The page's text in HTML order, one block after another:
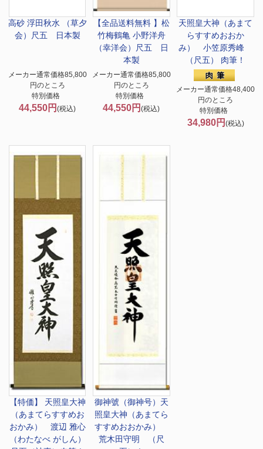
高砂 浮田秋水 （草夕
会）尺五 日本製
メーカー通常価格85,800
円のところ
特別価格
44,550円(税込)
【全品送料無料 】 松
竹梅鶴亀 小野洋舟
（幸洋会）尺五 日
本製
メーカー通常価格85,800
円のところ
特別価格
44,550円(税込)
天照皇大神（あまて
らすすめおおか
み） 小笠原秀峰
（尺五） 肉筆！
メーカー通常価格48,400
円のところ
特別価格
34,980円 (税込)
【特価】 天照皇大神
（あまてらすすめお
おかみ） 渡辺 雅心
（わたなべ がしん）
御神號（御神号）天
照皇大神（あまてら
すすめおおかみ）
荒木田守明 （尺